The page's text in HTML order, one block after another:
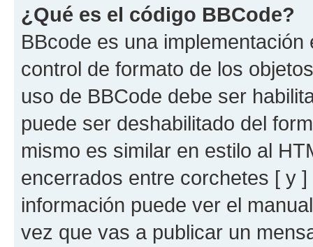
¿Qué es el código BBCode?
BBcode es una
control de formato de los
uso de BBCode debe ser
puede ser deshabilitado del
mismo es similar en estilo al
encerrados entre corchetes [ y
información puede ver el
vez que vas a publicar un